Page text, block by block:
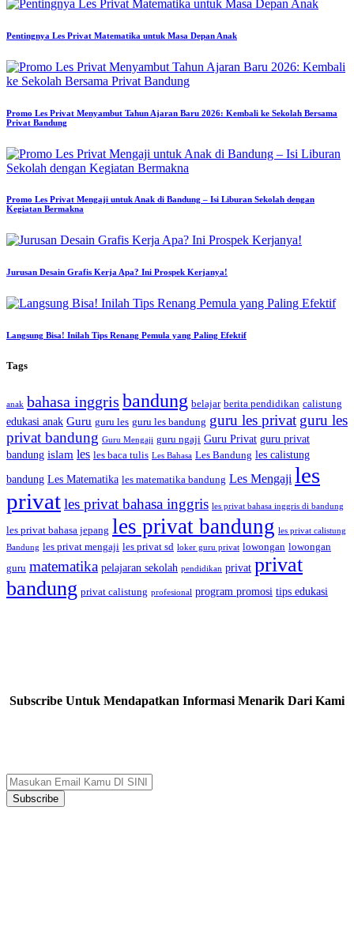
Pentingnya Les Privat Matematika untuk Masa Depan Anak
Promo Les Privat Menyambut Tahun Ajaran Baru 2026: Kembali ke Sekolah Bersama
Privat Bandung
Promo Les Privat Mengaji untuk Anak di Bandung – Isi Liburan Sekolah dengan
Kegiatan Bermakna
Jurusan Desain Grafis Kerja Apa? Ini Prospek Kerjanya!
Langsung Bisa! Inilah Tips Renang Pemula yang Paling Efektif
Tags
anak bahasa inggris bandung belajar berita pendidikan calistung
edukasi anak Guru guru les guru les bandung guru les privat guru les
privat bandung Guru Mengaji guru ngaji Guru Privat guru privat
bandung islam les les baca tulis Les Bahasa Les Bandung les calistung
bandung Les Matematika les matematika bandung Les Mengaji les
privatles privat bahasa inggris les privat bahasa inggris di bandung
les privat bahasa jepang les privat bandung les privat calistung
Bandung les privat mengaji les privat sd loker guru privat lowongan lowongan
guru matematika pelajaran sekolah pendidikan privat privat
bandung privat calistung profesional program promosi tips edukasi
Subscribe Untuk Mendapatkan Informasi Menarik Dari Kami